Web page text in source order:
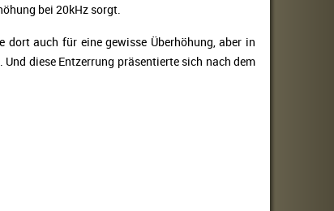
bei 20kHz sorgt.
auch für eine gewisse Überhöhung, aber in
diese Entzerrung präsentierte sich nach dem